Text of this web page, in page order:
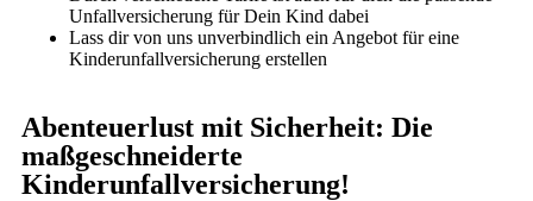
Unfallversicherung für Dein Kind dabei
Lass dir von uns unverbindlich ein Angebot für eine
Kinderunfallversicherung erstellen
Abenteuerlust mit Sicherheit: Die
maßgeschneiderte
Kinderunfallversicherung!